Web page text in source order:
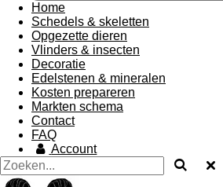
Home
Schedels & skeletten
Opgezette dieren
Vlinders & insecten
Decoratie
Edelstenen & mineralen
Kosten prepareren
Markten schema
Contact
FAQ
Account